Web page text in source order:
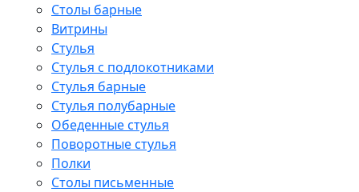
Столы барные
Витрины
Стулья
Стулья с подлокотниками
Стулья барные
Стулья полубарные
Обеденные стулья
Поворотные стулья
Полки
Столы письменные